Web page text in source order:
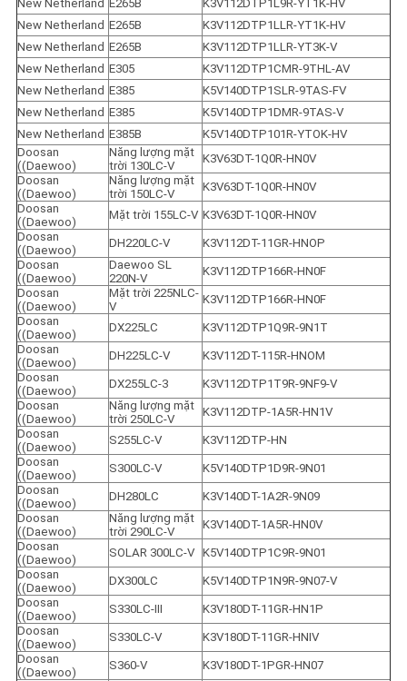
New Netherland E265B
K3V112DTP1L9R-YT1K-HV
New Netherland E265B
K3V112DTP1LLR-YT1K-HV
New Netherland E265B
K3V112DTP1LLR-YT3K-V
New Netherland E305
K3V112DTP1CMR-9THL-AV
New Netherland E385
K5V140DTP1SLR-9TAS-FV
New Netherland E385
K5V140DTP1DMR-9TAS-V
New Netherland E385B
K5V140DTP101R-YTOK-HV
Doosan
((Daewoo)
Năng lượng mặt
trời 130LC-V
K3V63DT-1Q0R-HN0V
Doosan
((Daewoo)
Năng lượng mặt
trời 150LC-V
K3V63DT-1Q0R-HN0V
Doosan
((Daewoo)
Mặt trời 155LC-V K3V63DT-1Q0R-HN0V
Doosan
((Daewoo)
DH220LC-V
K3V112DT-11GR-HNOP
Doosan
((Daewoo)
Daewoo SL
220N-V
K3V112DTP166R-HN0F
Doosan
((Daewoo)
Mặt trời 225NLC-
V
K3V112DTP166R-HN0F
Doosan
((Daewoo)
DX225LC
K3V112DTP1Q9R-9N1T
Doosan
((Daewoo)
DH225LC-V
K3V112DT-115R-HNOM
Doosan
((Daewoo)
DX255LC-3
K3V112DTP1T9R-9NF9-V
Doosan
((Daewoo)
Năng lượng mặt
trời 250LC-V
K3V112DTP-1A5R-HN1V
Doosan
((Daewoo)
S255LC-V
K3V112DTP-HN
Doosan
((Daewoo)
S300LC-V
K5V140DTP1D9R-9N01
Doosan
((Daewoo)
DH280LC
K3V140DT-1A2R-9N09
Doosan
((Daewoo)
Năng lượng mặt
trời 290LC-V
K3V140DT-1A5R-HN0V
Doosan
((Daewoo)
SOLAR 300LC-V
K5V140DTP1C9R-9N01
Doosan
((Daewoo)
DX300LC
K5V140DTP1N9R-9N07-V
Doosan
((Daewoo)
S330LC-III
K3V180DT-11GR-HN1P
Doosan
((Daewoo)
S330LC-V
K3V180DT-11GR-HNIV
Doosan
((Daewoo)
S360-V
K3V180DT-1PGR-HN07